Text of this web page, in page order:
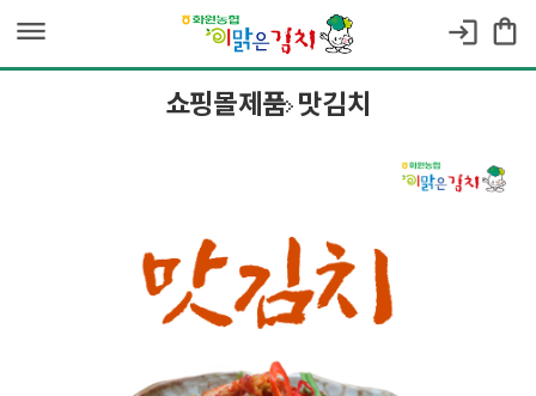
dehaze login shopping_bag
쇼핑몰제품 맛김치